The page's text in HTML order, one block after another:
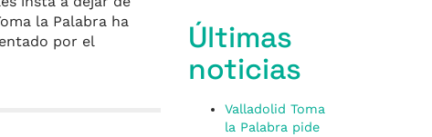
la Palabra ha
por el
Últimas
noticias
Valladolid Toma
la Palabra pide